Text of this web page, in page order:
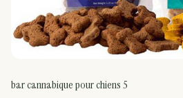
bar cannabique pour chiens 5